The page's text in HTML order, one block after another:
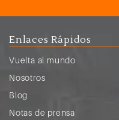
Enlaces Rápidos
Vuelta al mundo
Nosotros
Blog
Notas de prensa